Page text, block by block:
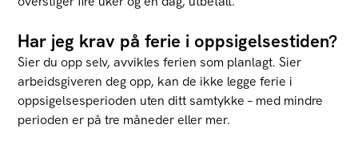
Har jeg krav på ferie i oppsigelsestiden?
Sier du opp selv, avvikles ferien som planlagt. Sier
arbeidsgiveren deg opp, kan de ikke legge ferie i
oppsigelsesperioden uten ditt samtykke – med mindre
perioden er på tre måneder eller mer.